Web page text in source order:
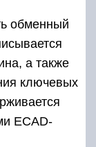
обменный
а также
ключевых
ECAD-